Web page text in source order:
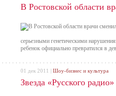
В Ростовской области
серьезными генетическими
ребенок официально превратился в
Звезда «Русского
01 дек 2011 | Шоу-бизнес и культура